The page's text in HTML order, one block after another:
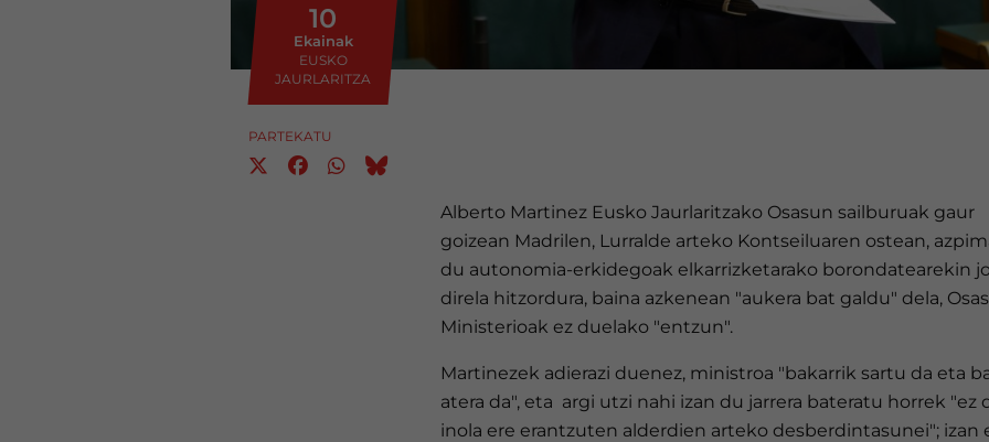
10
Ekainak
EUSKO
JAURLARITZA
PARTEKATU
Alberto Martinez Eusko Jaurlaritzako Osasun sailburuak gaur
goizean Madrilen, Lurralde arteko Kontseiluaren ostean,
du autonomia-erkidegoak elkarrizketarako borondatearekin
direla hitzordura, baina azkenean "aukera bat galdu" dela,
Ministerioak ez duelako "entzun".
Martinezek adierazi duenez, ministroa "bakarrik sartu da eta
atera da", eta argi utzi nahi izan du jarrera bateratu horrek "ez
inola ere erantzuten alderdien arteko desberdintasunei"; izan